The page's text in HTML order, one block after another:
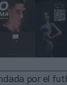
por el